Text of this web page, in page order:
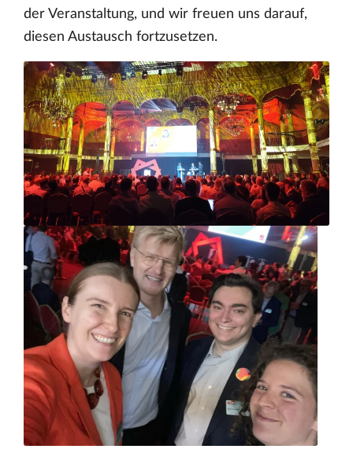
der Veranstaltung, und wir freuen uns darauf,
diesen Austausch fortzusetzen.